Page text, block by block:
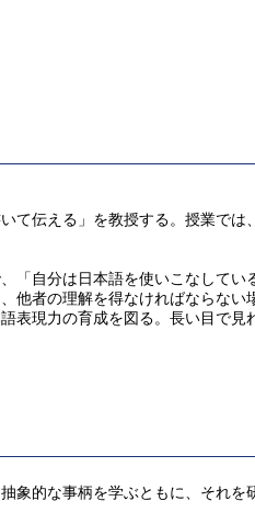
伝える」を教授する。授業で
自分は日本語を使いこなしてい
他者の理解を得なければならな
現力の育成を図る。長い目で
的な事柄を学ぶともに、それ